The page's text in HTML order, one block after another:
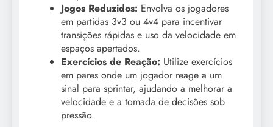
Jogos Reduzidos: Envolva os jogadores
em partidas 3v3 ou 4v4 para incentivar
transições rápidas e uso da velocidade em
espaços apertados.
Exercícios de Reação: Utilize exercícios
em pares onde um jogador reage a um
sinal para sprintar, ajudando a melhorar a
velocidade e a tomada de decisões sob
pressão.